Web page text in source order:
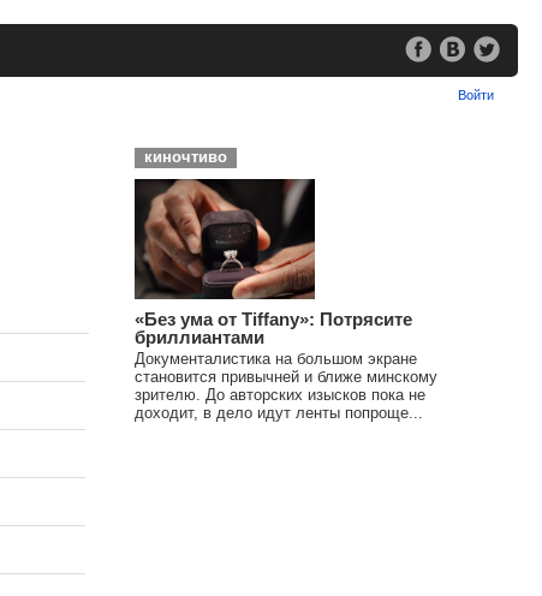
Войти
киночтиво
«Без ума от Tiffany»: Потрясите
бриллиантами
Документалистика на большом экране
становится привычней и ближе минскому
зрителю. До авторских изысков пока не
доходит, в дело идут ленты попроще...